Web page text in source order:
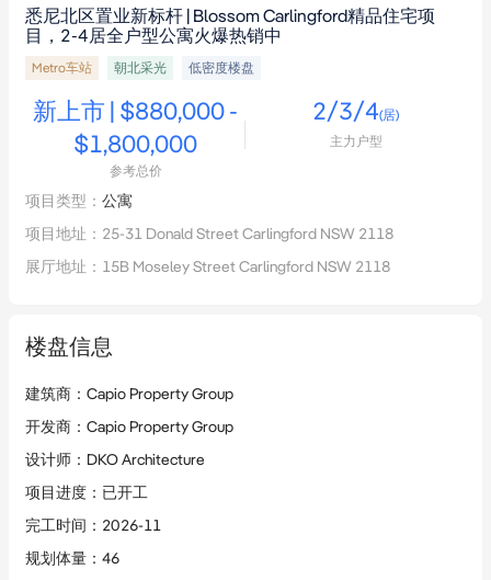
悉尼北区置业新标杆 | Blossom Carlingford精品住宅项
目，2-4居全户型公寓火爆热销中
Metro车站 朝北采光 低密度楼盘
新上市 | $880,000 -
$1,800,000
参考总价
2/3/4(居)
主力户型
项目类型 ： 公寓
项目地址 ： 25-31 Donald Street Carlingford NSW 2118
展厅地址 ： 15B Moseley Street Carlingford NSW 2118
楼盘信息
建筑商 ： Capio Property Group
开发商 ： Capio Property Group
设计师 ： DKO Architecture
项目进度 ： 已开工
完工时间 ： 2026-11
规划体量 ： 46